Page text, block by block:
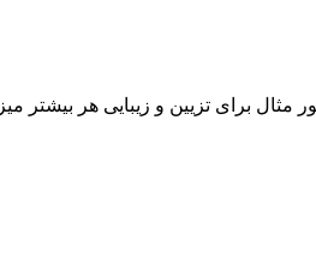
برای تزیین و زیبایی هر بیشتر میز